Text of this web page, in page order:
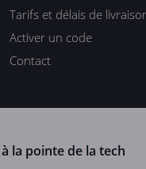
Tarifs et délais de
Activer un code
Contact
la pointe de la tech